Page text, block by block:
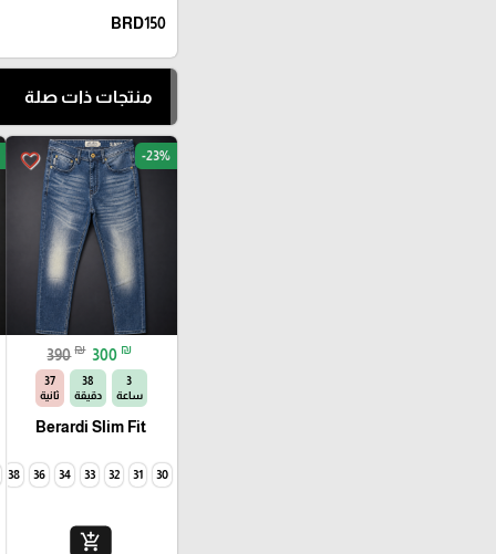
BRD150
منتجات ذات صلة
favorite_border -23%
390 ₪ 300 ₪
3
ساعة
38
دقيقة
35
ثانية
Berardi Slim Fit
30
31
32
33
34
36
38
add_shopping_cart